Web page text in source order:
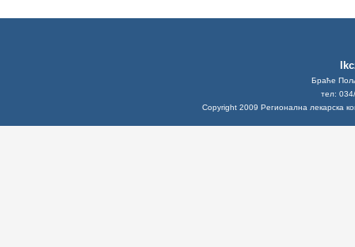
Браће
тел:
Copyright 2009 Регионална лекарска